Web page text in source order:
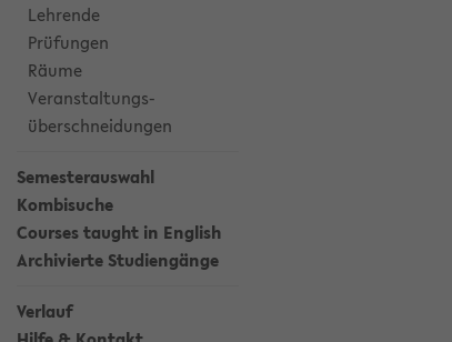
Lehrende
Prüfungen
Räume
Veranstaltungs-
überschneidungen
Semesterauswahl
Kombisuche
Courses taught in English
Archivierte Studiengänge
Verlauf